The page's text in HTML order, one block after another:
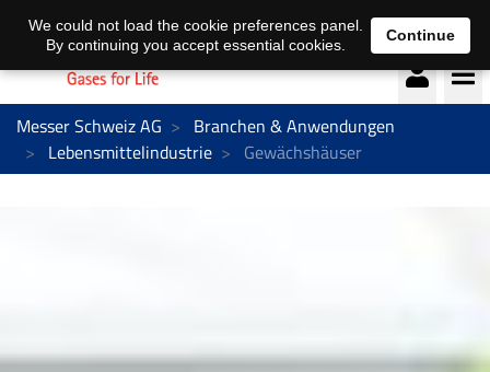
Deutsch français
Messer Schweiz AG
Branchen & Anwendungen
Lebensmittelindustrie
Gewächshäuser
We could not load the cookie preferences panel.
By continuing you accept essential cookies.
Continue